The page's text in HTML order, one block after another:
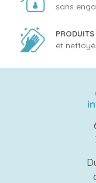
sans
PRODUITS
et